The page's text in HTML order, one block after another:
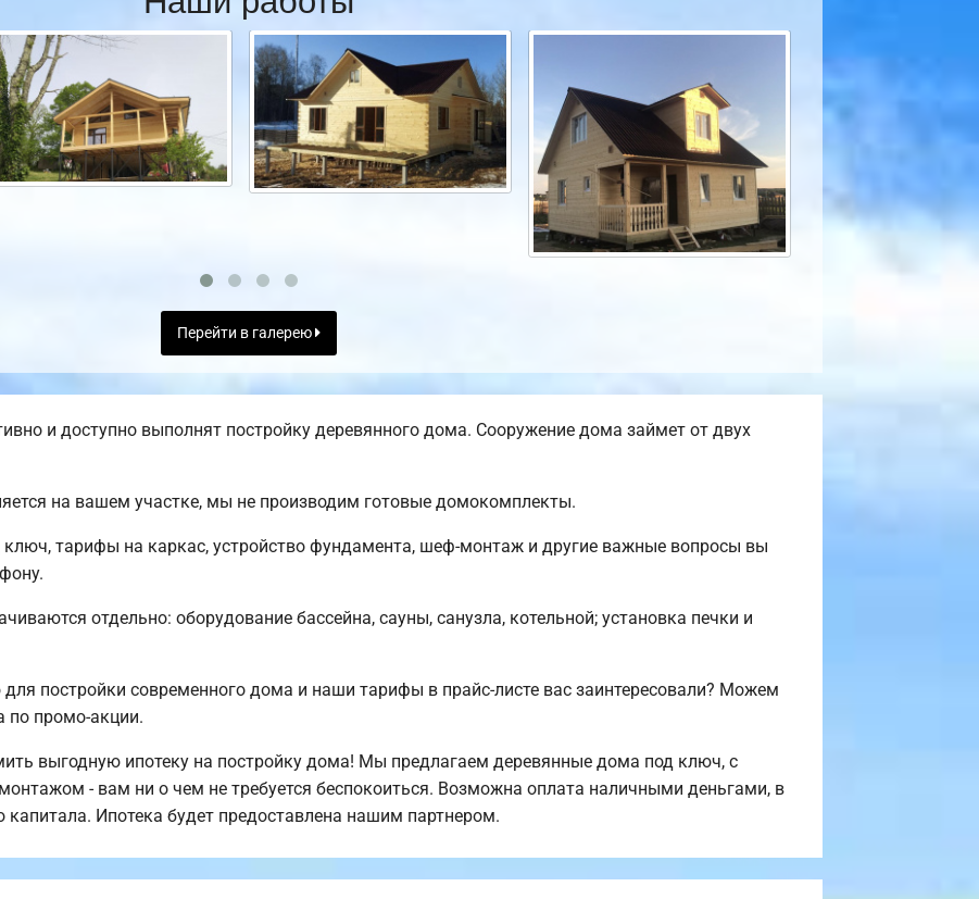
Перейти в галерею
и доступно выполнят постройку деревянного дома. Сооружение дома займет от двух
на вашем участке, мы не производим готовые домокомплекты.
тарифы на каркас, устройство фундамента, шеф-монтаж и другие важные вопросы вы
отдельно: оборудование бассейна, сауны, санузла, котельной; установка печки и
постройки современного дома и наши тарифы в прайс-листе вас заинтересовали? Можем
промо-акции.
выгодную ипотеку на постройку дома! Мы предлагаем деревянные дома под ключ, с
- вам ни о чем не требуется беспокоиться. Возможна оплата наличными деньгами, в
Ипотека будет предоставлена нашим партнером.